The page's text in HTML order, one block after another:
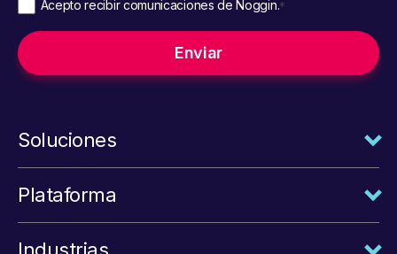
Acepto recibir comunicaciones de Noggin.*
Soluciones
Plataforma
Industrias